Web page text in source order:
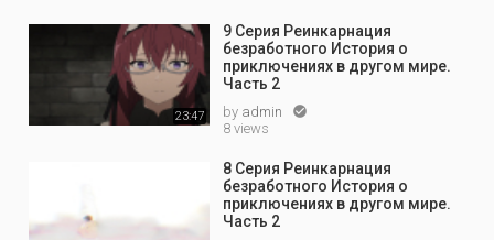
23:40
17 Серия Мастера Меча Онлайн 2
byadmin
18 Серия Мастера Меча Онлайн 2
byadmin
19 Серия Мастера Меча Онлайн 2
23:47
9 Серия Реинкарнация
безработного История о
приключениях в другом мире.
Часть 2
by admin 
8 views
8 Серия Реинкарнация
безработного История о
приключениях в другом мире.
Часть 2